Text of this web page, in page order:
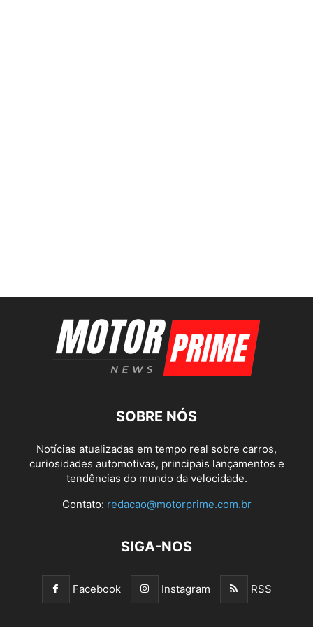
SOBRE NÓS
Notícias atualizadas em tempo real sobre carros,
curiosidades automotivas, principais lançamentos e
tendências do mundo da velocidade.
Contato: redacao@motorprime.com.br
SIGA-NOS
Facebook Instagram RSS